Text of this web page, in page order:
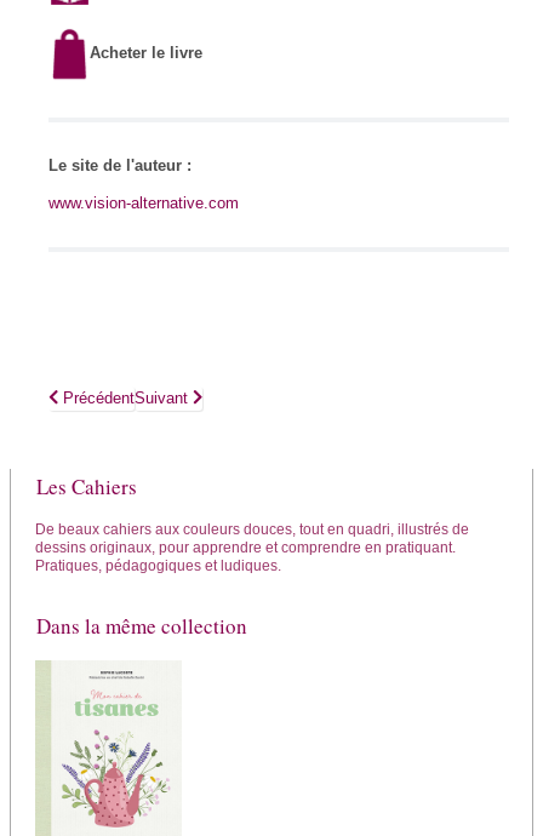
Acheter le livre
Le site de l'auteur :
www.vision-alternative.com
Article précédent : Mon cahier de remèdes et recettes à l'huile d'olive
PrécédentArticle suivant : Mon cahier pour fabriquer mes produits
Suivant
Les Cahiers
De beaux cahiers aux couleurs douces, tout en quadri, illustrés de
dessins originaux, pour apprendre et comprendre en pratiquant.
Pratiques, pédagogiques et ludiques.
Dans la même collection